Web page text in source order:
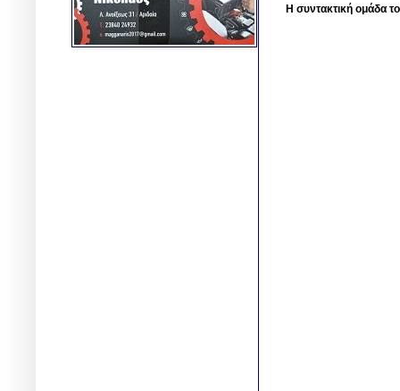
Η συντακτική ομάδα